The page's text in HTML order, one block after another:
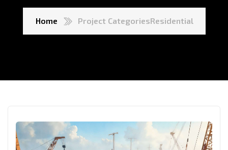
Home Project CategoriesResidential